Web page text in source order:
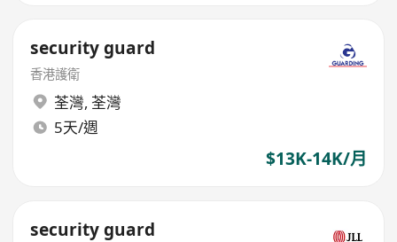
security guard
香港護衛
荃灣, 荃灣
5天/週
$13K-14K/月
security guard